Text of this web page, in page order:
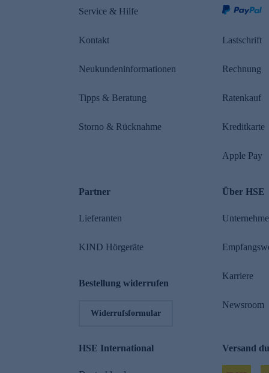
Service & Hilfe
Kontakt
Neukundeninformationen
Tipps & Beratung
Storno & Rücknahme
Lastschrift
Rechnung
Ratenkauf
Kreditkarte
Apple Pay
Partner
Lieferanten
KIND Hörgeräte
Bestellung widerrufen
Widerrufsformular
Über HSE
Karriere
Newsroom
HSE International Versand